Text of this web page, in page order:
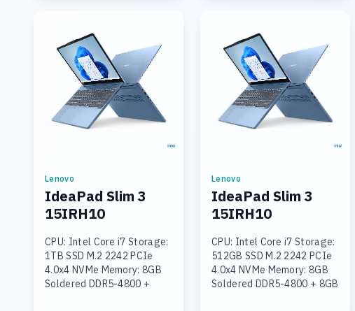
Lenovo
IdeaPad Slim 3
15IRH10
CPU: Intel Core i7 Storage:
512GB SSD M.2 2242 PCIe
4.0x4 NVMe Memory: 8GB
Soldered DDR5-4800 + 8GB
Lenovo
IdeaPad Slim 3
15IRH10
CPU: Intel Core i7 Storage:
1TB SSD M.2 2242 PCIe
4.0x4 NVMe Memory: 8GB
Soldered DDR5-4800 +